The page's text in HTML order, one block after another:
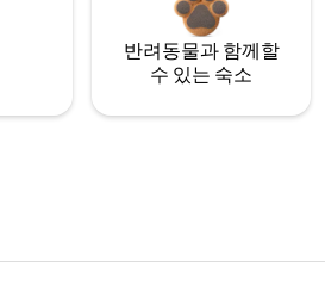
반려동물과 함께할
수 있는 숙소